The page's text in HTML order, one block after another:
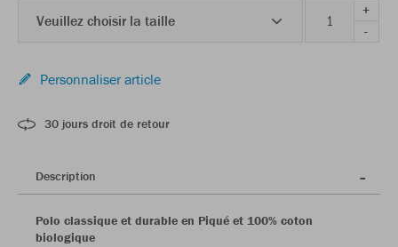
Veuillez choisir la taille
+
-
Personnaliser article
30 jours droit de retour
Description
Polo classique et durable en Piqué et 100% coton
biologique